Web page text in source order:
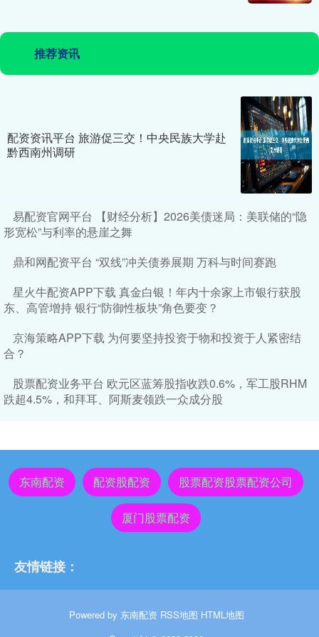
推荐资讯
配资资讯平台 旅游促三交！中央民族大学赴
黔西南州调研
易配资官网平台 【财经分析】2026美债迷局：美联储的“隐
形宽松”与利率的悬崖之舞
鼎和网配资平台 “双线”冲关债券展期 万科与时间赛跑
星火牛配资APP下载 真金白银！年内十余家上市银行获股
东、高管增持 银行“防御性板块”角色要变？
京海策略APP下载 为何要坚持投资于物和投资于人紧密结
合？
股票配资业务平台 欧元区蓝筹股指收跌0.6%，军工股RHM
跌超4.5%，和拜耳、阿斯麦领跌一众成分股
东南配资 配资股配资 股票配资股票配资公司
厦门股票配资
友情链接：
Powered by 东南配资 RSS地图 HTML地图